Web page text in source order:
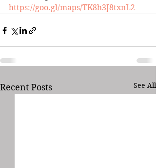
https://goo.gl/maps/TK8h3J8txnL2
Recent Posts See All